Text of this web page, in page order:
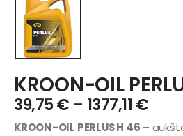
KROON-OIL
39,75€ – 1377,11€
KROON-OIL PERLUS H 46 –